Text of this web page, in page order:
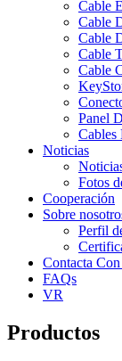
Cable
Cable
Cable
Cable
Cable
Panel
Noticias
Fotos
Cooperación
Sobre
Perfil
Contacta
FAQs
VR
Productos